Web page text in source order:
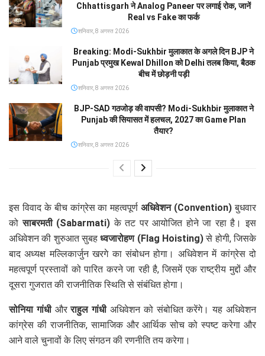
Chhattisgarh ने Analog Paneer पर लगाई रोक, जानें
Real vs Fake का फर्क
शनिवार, 8 अगस्त 2026
Breaking: Modi-Sukhbir मुलाकात के अगले दिन BJP ने
Punjab प्रमुख Kewal Dhillon को Delhi तलब किया, बैठक
बीच में छोड़नी पड़ी
शनिवार, 8 अगस्त 2026
BJP-SAD गठजोड़ की वापसी? Modi-Sukhbir मुलाकात ने
Punjab की सियासत में हलचल, 2027 का Game Plan
तैयार?
शनिवार, 8 अगस्त 2026
इस विवाद के बीच कांग्रेस का महत्वपूर्णअधिवेशन (Convention) बुधवार
कोसाबरमती (Sabarmati) के तट पर आयोजित होने जा रहा है। इस
अधिवेशन की शुरुआत सुबहध्वजारोहण (Flag Hoisting)से होगी, जिसके
बाद अध्यक्ष मल्लिकार्जुन खरगे का संबोधन होगा। अधिवेशन में कांग्रेस दो
महत्वपूर्ण प्रस्तावों को पारित करने जा रही है, जिसमें एक राष्ट्रीय मुद्दों और
दूसरा गुजरात की राजनीतिक स्थिति से संबंधित होगा।
सोनिया गांधीऔरराहुल गांधीअधिवेशन को संबोधित करेंगे। यह अधिवेशन
कांग्रेस की राजनीतिक, सामाजिक और आर्थिक सोच को स्पष्ट करेगा और
आने वाले चुनावों के लिए संगठन की रणनीति तय करेगा।